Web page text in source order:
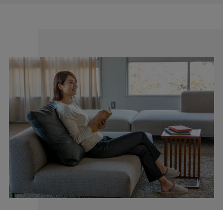
を作り続けてきました。
ストレッチパンツへのこだわり